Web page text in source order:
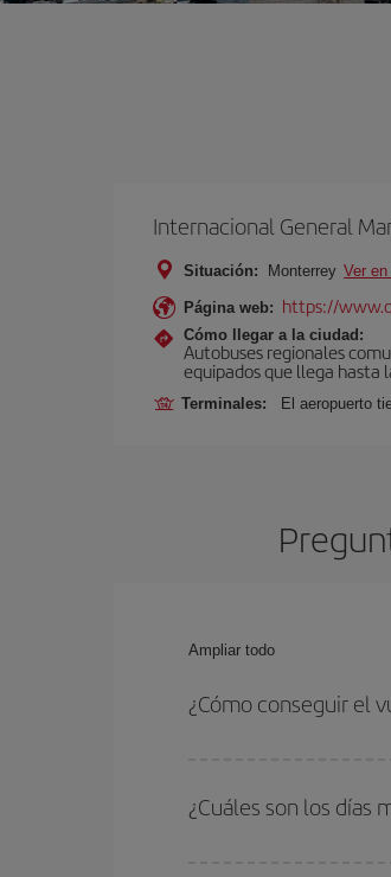
Internacional General
Situación: Monterrey Ver
Página web: https://
Cómo llegar a la ciudad:
Autobuses regionales
equipados que llega hasta
Terminales: El aeropuerto
Ampliar todo
¿Cómo conseguir el
vuelta. Además, si no
¿Cuáles son los días